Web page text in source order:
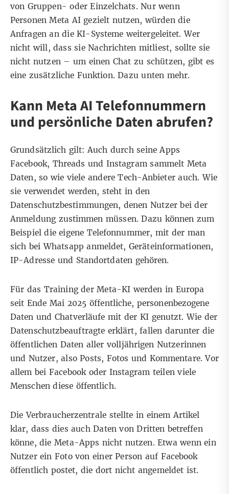
von Gruppen- oder Einzelchats. Nur wenn
Personen Meta AI gezielt nutzen, würden die
Anfragen an die KI-Systeme weitergeleitet. Wer
nicht will, dass sie Nachrichten mitliest, sollte sie
nicht nutzen – um einen Chat zu schützen, gibt es
eine zusätzliche Funktion. Dazu unten mehr.
Kann Meta AI Telefonnummern
und persönliche Daten abrufen?
Grundsätzlich gilt: Auch durch seine Apps
Facebook, Threads und Instagram sammelt Meta
Daten, so wie viele andere Tech-Anbieter auch. Wie
sie verwendet werden, steht in den
Datenschutzbestimmungen, denen Nutzer bei der
Anmeldung zustimmen müssen. Dazu können zum
Beispiel die eigene Telefonnummer, mit der man
sich bei Whatsapp anmeldet, Geräteinformationen,
IP-Adresse und Standortdaten gehören.
Für das Training der Meta-KI werden in Europa
seit Ende Mai 2025 öffentliche, personenbezogene
Daten und Chatverläufe mit der KI genutzt. Wie der
Datenschutzbeauftragte erklärt, fallen darunter die
öffentlichen Daten aller volljährigen Nutzerinnen
und Nutzer, also Posts, Fotos und Kommentare. Vor
allem bei Facebook oder Instagram teilen viele
Menschen diese öffentlich.
DieVerbraucherzentrale stellte in einem Artikel
klar, dass dies auch Daten von Dritten betreffen
könne, die Meta-Apps nicht nutzen. Etwa wenn ein
Nutzer ein Foto von einer Person auf Facebook
öffentlich postet, die dort nicht angemeldet ist.